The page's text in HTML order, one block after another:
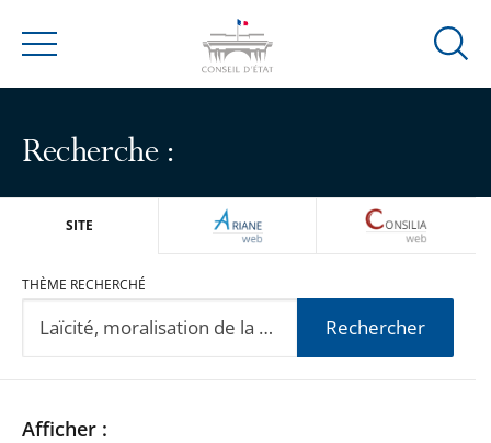
Menu
Ouvrir
Recherche :
SITE ARIANEWEB
THÈME RECHERCHÉ
Rechercher
Passer
Passer
Afficher :